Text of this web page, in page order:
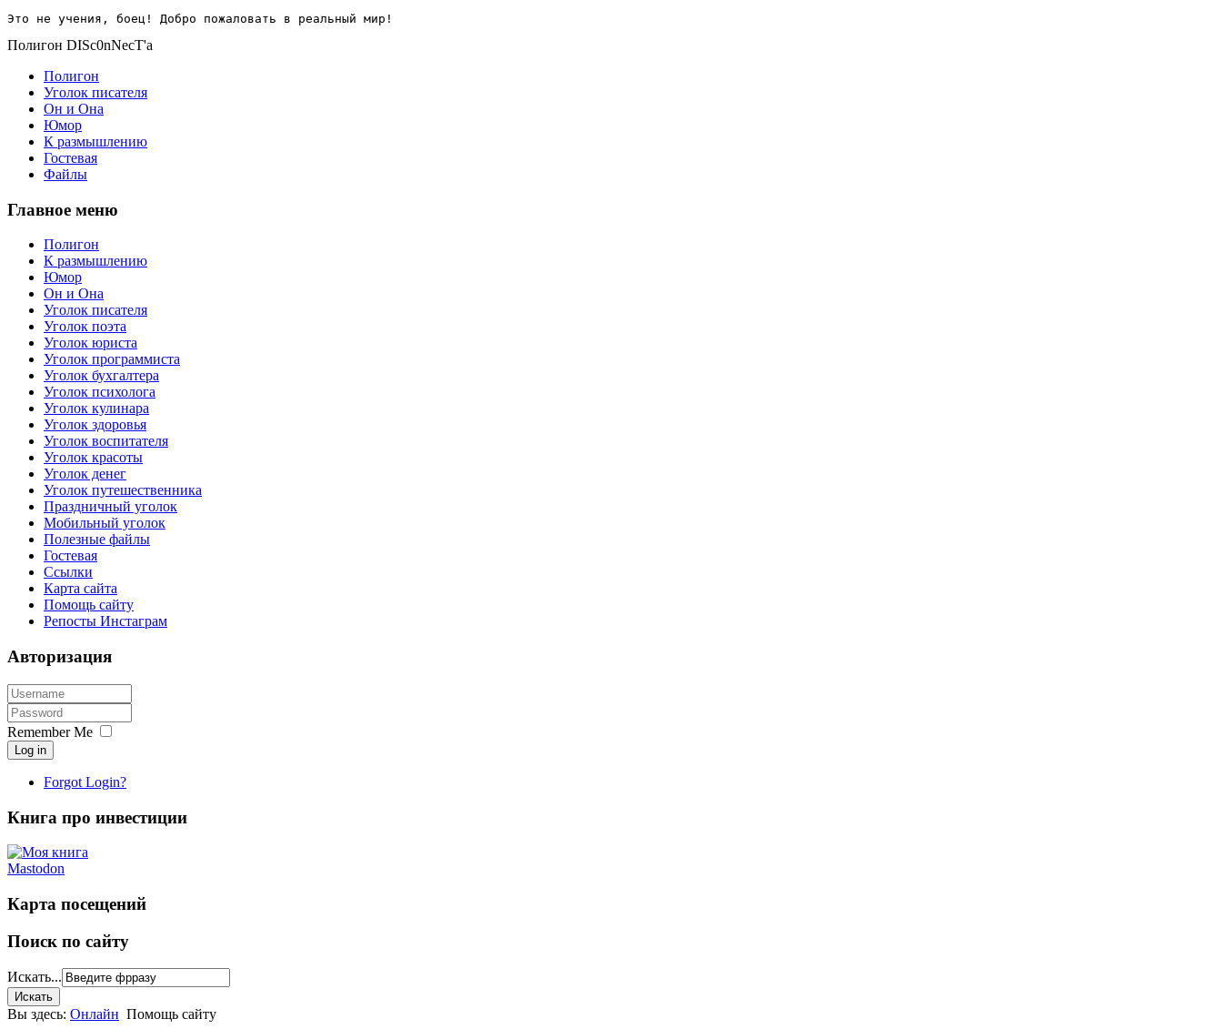
Это не учения, боец! Добро пожаловать в реальный мир!
Полигон DISc0nNecT'a
Полигон
Уголок писателя
Он и Она
Юмор
К размышлению
Гостевая
Файлы
Главное меню
Полигон
К размышлению
Юмор
Он и Она
Уголок писателя
Уголок поэта
Уголок юриста
Уголок программиста
Уголок бухгалтера
Уголок психолога
Уголок кулинара
Уголок здоровья
Уголок воспитателя
Уголок красоты
Уголок денег
Уголок путешественника
Праздничный уголок
Мобильный уголок
Полезные файлы
Гостевая
Ссылки
Карта сайта
Помощь сайту
Репосты Инстаграм
Авторизация
Remember Me
Log in
Forgot Login?
Книга про инвестиции
Mastodon
Карта посещений
Поиск по сайту
Искать...
Вы здесь: Онлайн Помощь сайту